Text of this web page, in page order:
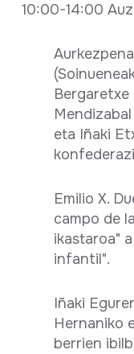
10:00-14:00
Bergaretxe
eta Iñaki
Emilio X.
campo de
ikastaroa"
infantil".
Iñaki
Hernaniko
berrien